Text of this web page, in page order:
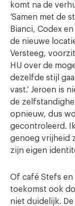
komt na de
‘Samen met de
Bianci, Codex
de nieuwe
Versteeg,
HU over de
dezelfde stijl
vast.’ Jeroen is
de
opnieuw, dus
gecontroleerd.
genoeg vrijheid
zijn eigen
Of café Stefs en
toekomst ook
niet duidelijk.